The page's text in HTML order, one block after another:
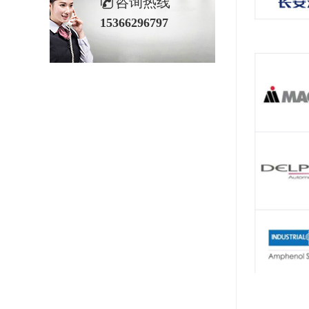
15366296797